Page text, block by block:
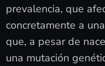
prevalencia, que
concretamente a
que, a pesar de
una mutación